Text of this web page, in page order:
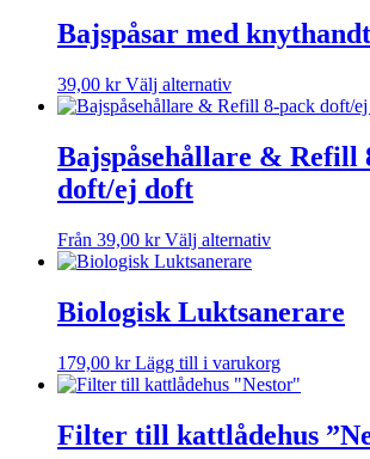
kan
väljas
produktsidan
har
flera
De
olika
kan
väljas
Bajspåsar med
39,00 kr Välj alternativDen
här
flera
olika
alternativen
kan
på
Bajspåsehållare & Refill
doft/ej doft
Från 39,00 kr Välj alternativDen
flera
De
olika
kan
väljas
Biologisk Luktsanerare
179,00 kr Lägg till i varukorg
Filter till kattlådehus